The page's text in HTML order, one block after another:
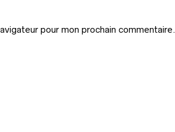
pour mon prochain commentaire.